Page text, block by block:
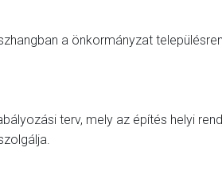
a önkormányzat
terv, mely az építés helyi